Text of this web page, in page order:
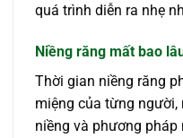
quá trình diễn ra nhẹ
Niềng răng mất bao
Thời gian niềng răng
miệng của từng
niềng và phương